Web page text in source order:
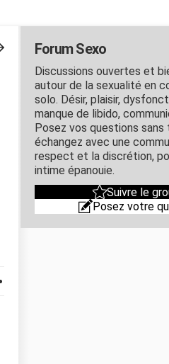
Forum Sexo
Discussions ouvertes et
autour de la sexualité en
solo. Désir, plaisir,
manque de libido,
Posez vos questions sans
échangez avec une
respect et la discrétion,
intime épanouie.
Suivre le
Posez votre